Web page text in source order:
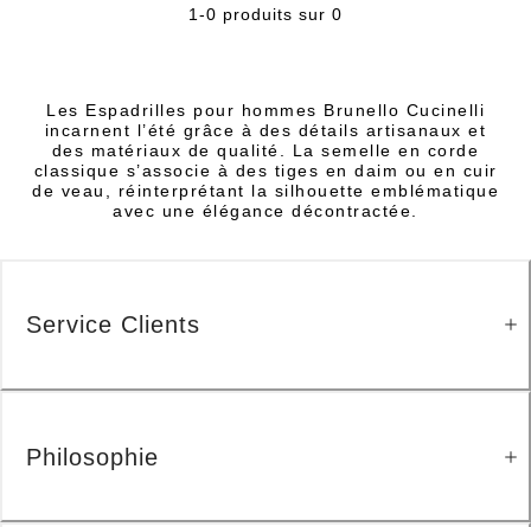
1-0 produits sur 0
Les Espadrilles pour hommes Brunello Cucinelli
incarnent l’été grâce à des détails artisanaux et
des matériaux de qualité. La semelle en corde
classique s’associe à des tiges en daim ou en cuir
de veau, réinterprétant la silhouette emblématique
avec une élégance décontractée.
Service Clients
Philosophie